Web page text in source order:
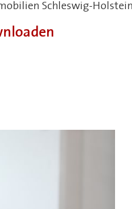
Schleswig-